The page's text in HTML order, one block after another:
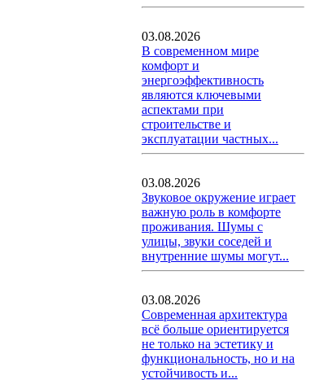
03.08.2026
В современном мире
комфорт и
энергоэффективность
являются ключевыми
аспектами при
строительстве и
эксплуатации частных...
03.08.2026
Звуковое окружение играет
важную роль в комфорте
проживания. Шумы с
улицы, звуки соседей и
внутренние шумы могут...
03.08.2026
Современная архитектура
всё больше ориентируется
не только на эстетику и
функциональность, но и на
устойчивость и...